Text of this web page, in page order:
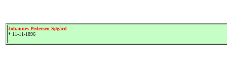
Johannes Pedersen Søgård
* 11-11-1896
-